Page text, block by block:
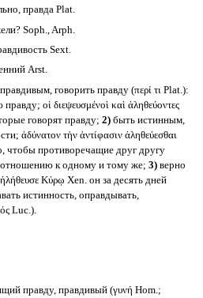
правда Plat.
Soph., Arph.
Sext.
Arst.
говорить правду (περί τι Plat.):
οἱ διεψευσμένοὶ καὶ ἀληθεύοντες
говорят правду; 2)быть истинным,
ἀδύνατον τὴν ἀντίφασιν ἀληθεύεσθαι
чтобы противоречащие друг другу
к одному и тому же; 3)верно
Κύρῳ Xen. он за десять дней
истинность, оправдывать,
Luc.).
правду, правдивый (γυνή Hom.;